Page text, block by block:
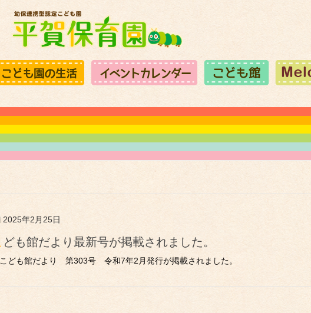
2025年2月25日
こども館だより最新号が掲載されました。
こども館だより 第303号 令和7年2月発行が掲載されました。